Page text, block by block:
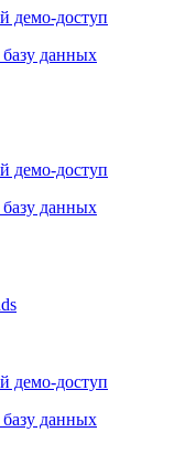
демо-доступ
данных
демо-доступ
данных
демо-доступ
данных